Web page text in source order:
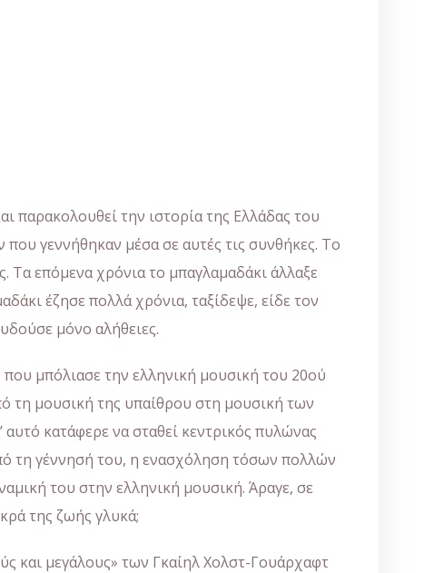
παρακολουθεί την ιστορία της Ελλάδας του
γεννήθηκαν μέσα σε αυτές τις συνθήκες. Το
Τα επόμενα χρόνια το μπαγλαμαδάκι άλλαξε
έζησε πολλά χρόνια, ταξίδεψε, είδε τον
μόνο αλήθειες.
μπόλιασε την ελληνική μουσική του 20ού
τη μουσική της υπαίθρου στη μουσική των
κατάφερε να σταθεί κεντρικός πυλώνας
τη γέννησή του, η ενασχόληση τόσων πολλών
του στην ελληνική μουσική. Άραγε, σε
της ζωής γλυκά;
και μεγάλους» των Γκαίηλ Χολστ-Γουάρχαφτ